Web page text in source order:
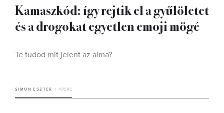
Kamaszkód: így rejtik el a gyűlöletet
és a drogokat egyetlen emoji mögé
Te tudod mit jelent az alma?
SIMON ESZTER 4 PERC